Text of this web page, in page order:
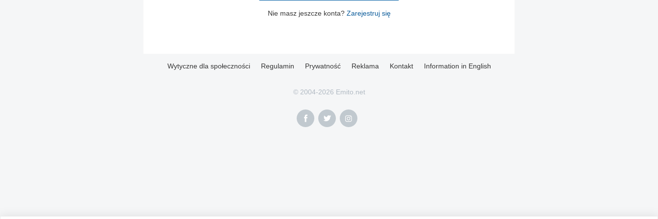
Nie masz jeszcze konta? Zarejestruj się
Wytyczne dla społeczności Regulamin Prywatność Reklama Kontakt Information in English
© 2004-2026 Emito.net